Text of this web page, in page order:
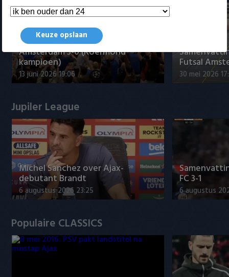
Tigers Roermond - Futsal
Amsterdam 3-0 (Roermond
kampioen)
13 juni 2026 19:06
Futsal
30 mei 2026
Jupiler League
Míchel Sanchez over Ajax-
debutant Brandt
6 augustus 2026 23:25
FC 3-1
6 augustus
Populaire CLASSICS
Keuze opslaan